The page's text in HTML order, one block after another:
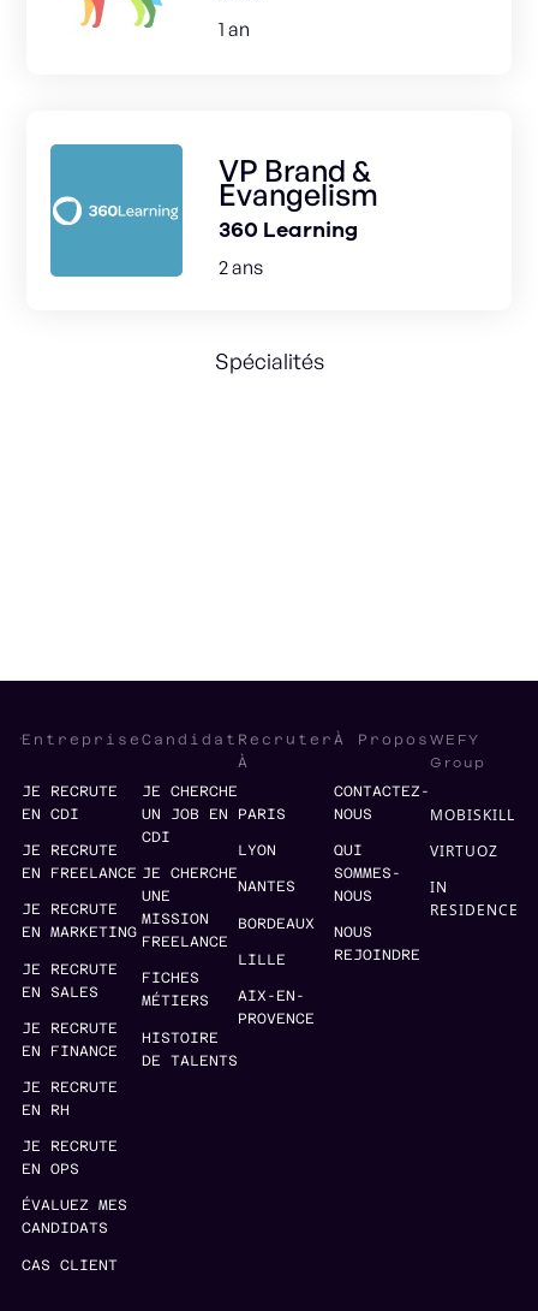
1 an
VP Brand &
Evangelism
360 Learning
2 ans
Spécialités
Entreprise
JE RECRUTE
EN CDI
JE RECRUTE
EN FREELANCE
JE RECRUTE
EN MARKETING
JE RECRUTE
EN SALES
JE RECRUTE
EN FINANCE
JE RECRUTE
EN RH
JE RECRUTE
EN OPS
ÉVALUEZ MES
CANDIDATS
CAS CLIENT
Candidat
JE CHERCHE
UN JOB EN
CDI
JE CHERCHE
UNE
MISSION
FREELANCE
FICHES
MÉTIERS
HISTOIRE
DE TALENTS
Recruter
À
PARIS
LYON
NANTES
BORDEAUX
LILLE
AIX-EN-
PROVENCE
À Propos
CONTACTEZ-
NOUS
QUI
SOMMES-
NOUS
NOUS
REJOINDRE
WEFY
Group
MOBISKILL
VIRTUOZ
IN
RESIDENCE